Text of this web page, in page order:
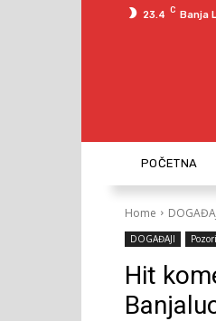
23.4 C Banja
POČETNA
Home
DOGAĐAJI
Hit